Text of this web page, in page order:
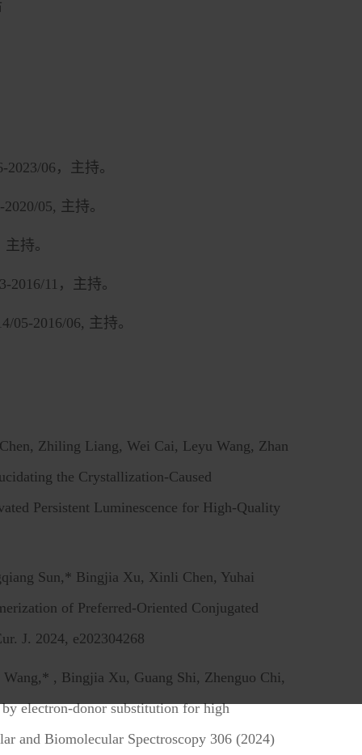
2023/06，主持。
2020/05, 主持。
主持。
2016/11 ，主持。
05-2016/06, 主持。
Zhiling Liang, Wei Cai, Leyu Wang, Zhan
the Crystallization-Caused
Persistent Luminescence for High-Quality
Sun,* Bingjia Xu, Xinli Chen, Yuhai
of Preferred-Oriented Conjugated
J. 2024, e202304268
, Bingjia Xu, Guang Shi, Zhenguo Chi,
electron-donor substitution for high
and Biomolecular Spectroscopy 306 (2024)